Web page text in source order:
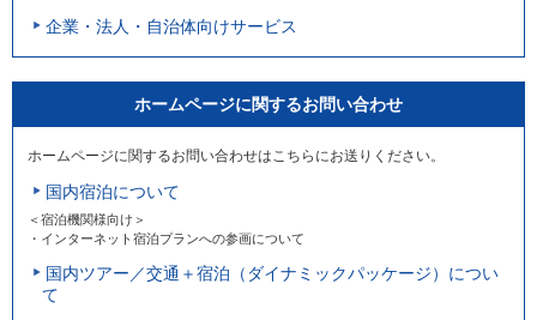
企業・法人・自治体向けサービス
ホームページに関するお問い合わせ
ホームページに関するお問い合わせはこちらにお送りください。
国内宿泊について
＜宿泊機関様向け＞
・インターネット宿泊プランへの参画について
国内ツアー／交通＋宿泊（ダイナミックパッケージ）につい
て